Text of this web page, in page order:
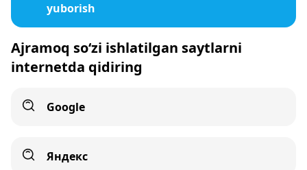
yuborish
Ajramoq so‘zi ishlatilgan saytlarni
internetda qidiring
Google
Яндекс